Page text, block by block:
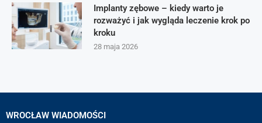
Implanty zębowe – kiedy warto je
rozważyć i jak wygląda leczenie krok po
kroku
28 maja 2026
WROCŁAW WIADOMOŚCI